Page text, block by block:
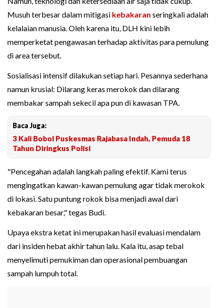
Musuh terbesar dalam mitigasi kebakaran seringkali adalah
kelalaian manusia. Oleh karena itu, DLH kini lebih
memperketat pengawasan terhadap aktivitas para pemulung
di area tersebut.
Sosialisasi intensif dilakukan setiap hari. Pesannya sederhana
namun krusial: Dilarang keras merokok dan dilarang
membakar sampah sekecil apa pun di kawasan TPA.
Baca Juga:
3 Kali Bobol Puskesmas Rajabasa Indah, Pemuda 18
Tahun Diringkus Polisi
"Pencegahan adalah langkah paling efektif. Kami terus
mengingatkan kawan-kawan pemulung agar tidak merokok
di lokasi. Satu puntung rokok bisa menjadi awal dari
kebakaran besar," tegas Budi.
Upaya ekstra ketat ini merupakan hasil evaluasi mendalam
dari insiden hebat akhir tahun lalu. Kala itu, asap tebal
menyelimuti pemukiman dan operasional pembuangan
sampah lumpuh total.